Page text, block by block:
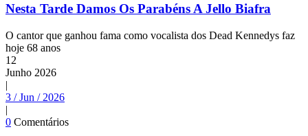
Nesta Tarde Damos Os Parabéns A Jello Biafra
O cantor que ganhou fama como vocalista dos Dead Kennedys faz
hoje 68 anos
12
Junho 2026
|
3 / Jun / 2026
|
0 Comentários